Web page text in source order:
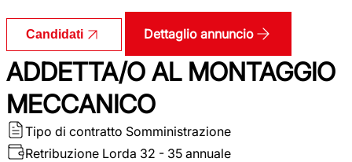
Candidati Dettaglio annuncio
ADDETTA/O AL MONTAGGIO
MECCANICO
Tipo di contratto Somministrazione
Retribuzione Lorda 32 - 35 annuale